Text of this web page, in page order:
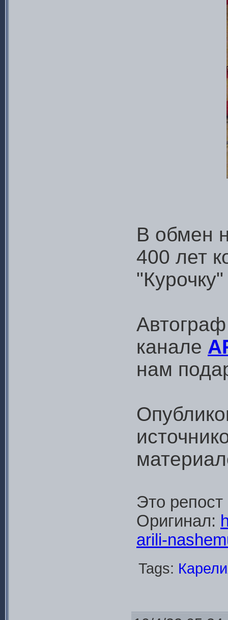
В обмен
400 лет
канале
нам
Это
Оригинал:
arili-
Tags: